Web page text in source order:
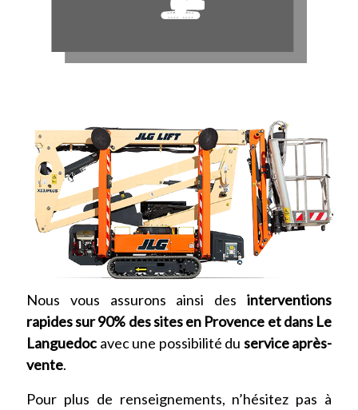
Nous vous assurons ainsi des interventions
rapides sur 90% des sitesen Provence et dans Le
Languedoc avec une possibilité du service après-
vente.
Pour plus de renseignements, n’hésitez pas à